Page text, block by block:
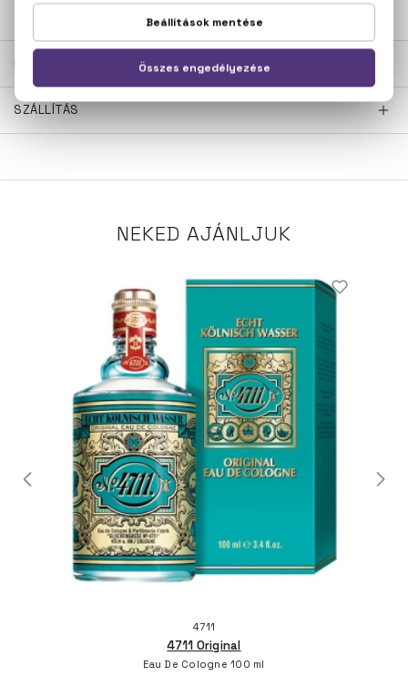
LEÍRÁS
SZÁLLÍTÁS
NEKED AJÁNLJUK
4711
4711 Original
Eau De Cologne 100 ml